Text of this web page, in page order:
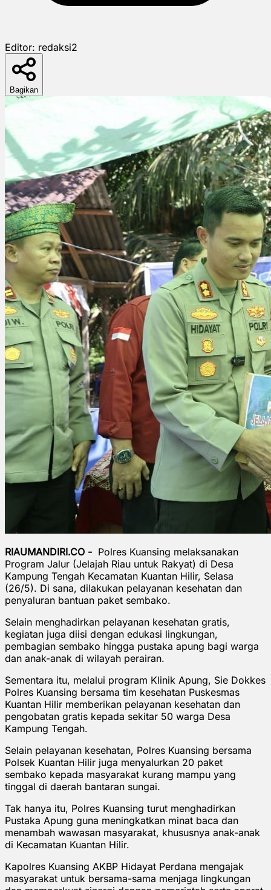
Editor: redaksi2
Bagikan
RIAUMANDIRI.CO - Polres Kuansing melaksanakan
Program Jalur (Jelajah Riau untuk Rakyat) di Desa
Kampung Tengah Kecamatan Kuantan Hilir, Selasa
(26/5). Di sana, dilakukan pelayanan kesehatan dan
penyaluran bantuan paket sembako.
Selain menghadirkan pelayanan kesehatan gratis,
kegiatan juga diisi dengan edukasi lingkungan,
pembagian sembako hingga pustaka apung bagi warga
dan anak-anak di wilayah perairan.
Sementara itu, melalui program Klinik Apung, Sie Dokkes
Polres Kuansing bersama tim kesehatan Puskesmas
Kuantan Hilir memberikan pelayanan kesehatan dan
pengobatan gratis kepada sekitar 50 warga Desa
Kampung Tengah.
Selain pelayanan kesehatan, Polres Kuansing bersama
Polsek Kuantan Hilir juga menyalurkan 20 paket
sembako kepada masyarakat kurang mampu yang
tinggal di daerah bantaran sungai.
Tak hanya itu, Polres Kuansing turut menghadirkan
Pustaka Apung guna meningkatkan minat baca dan
menambah wawasan masyarakat, khususnya anak-anak
di Kecamatan Kuantan Hilir.
Kapolres Kuansing AKBP Hidayat Perdana mengajak
masyarakat untuk bersama-sama menjaga lingkungan